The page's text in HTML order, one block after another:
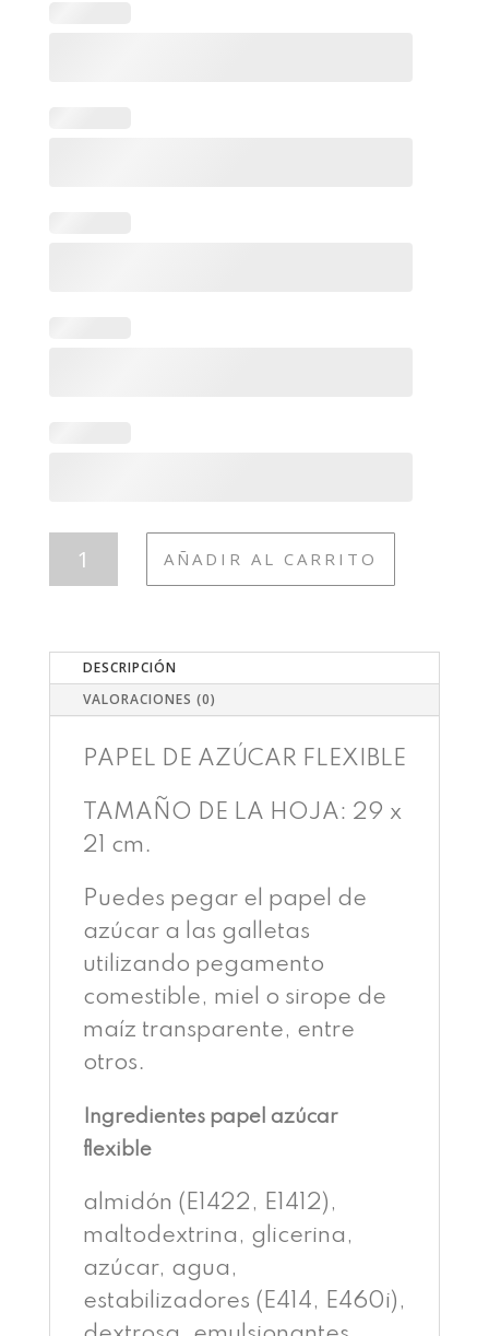
QUÍMICO
AÑADIR AL CARRITO
DESCRIPCIÓN
VALORACIONES (0)
PAPEL DE AZÚCAR FLEXIBLE
TAMAÑO DE LA HOJA: 29 x
21 cm.
Puedes pegar el papel de
azúcar a las galletas
utilizando pegamento
comestible, miel o sirope de
maíz transparente, entre
otros.
Ingredientes papel azúcar
flexible
almidón (E1422, E1412),
maltodextrina, glicerina,
azúcar, agua,
estabilizadores (E414, E460i),